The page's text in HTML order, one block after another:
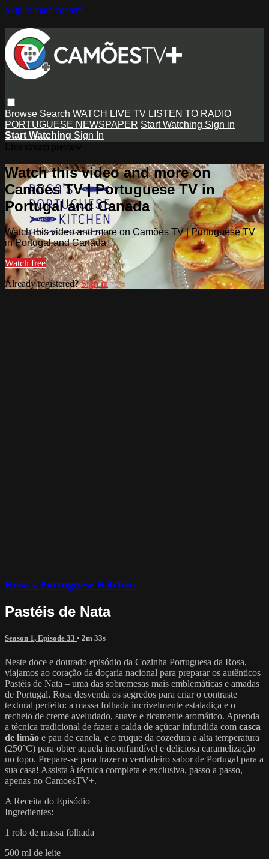
Skip to main content
Browse Search WATCH LIVE TV LISTEN TO RADIO
PORTUGUESE NEWSPAPER Start Watching Sign in
Start Watching Sign In
Watch this video and more on
Camões TV | Portuguese TV in
Portugal and Canada
Watch this video and more on Camões TV | Portuguese TV
in Portugal and Canada
Watch free
Already registered?Sign in
Rosa's Portuguese Kitchen
Pastéis de Nata
Season 1, Episode 33 • 2m 33s
Neste doce e dourado episódio da Cozinha Portuguesa da Rosa,
viajamos ao coração da doçaria nacional para preparar os autênticos
Pastéis de Nata – uma das sobremesas mais emblemáticas e amadas
de Portugal. Rosa desvenda os segredos para criar o contraste
textural perfeito: a massa folhada incrivelmente estaladiça e o
recheio de creme aveludado, suave e ricamente aromático. Aprenda
a técnica tradicional de fazer a calda de açúcar infundida com casca
de limão e pau de canela, e o truque da cozedura a alta temperatura
(250°C) para obter aquela inconfundível e deliciosa caramelização
no topo. Prepare-se para trazer o verdadeiro sabor de Portugal para a
sua casa! Assista à técnica completa e exclusiva, passo a passo,
apenas no CamoesTV+.
A Receita do Episódio
Ingredientes:
1 rolo de massa folhada
500 ml de leite